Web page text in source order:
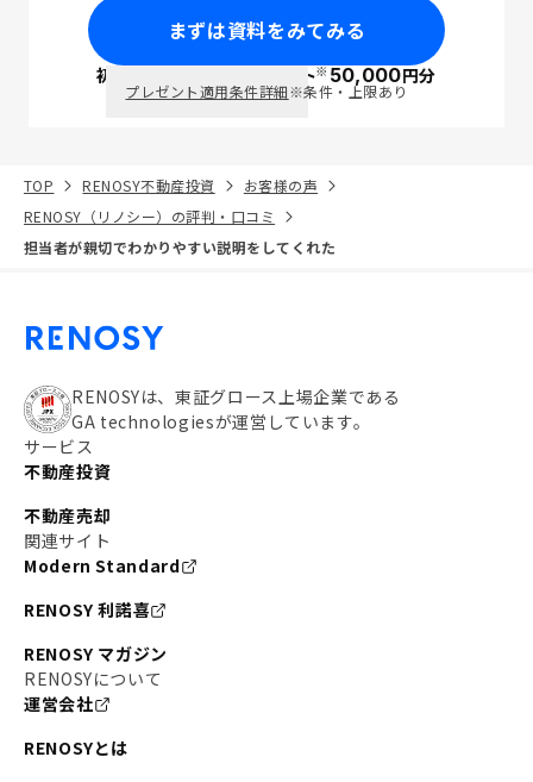
まずは資料をみてみる
初回面談で ポイント※50,000円分
プレゼント適用条件詳細※条件・上限あり
TOP RENOSY不動産投資
お客様の声
RENOSY（リノシー）の評判・口コミ
担当者が親切でわかりやすい説明をしてくれた
RENOSYは、東証グロース上場企業である
GA technologiesが運営しています。
サービス
不動産投資
不動産売却
関連サイト
Modern Standard
RENOSY 利諾喜
RENOSY マガジン
RENOSYについて
運営会社
RENOSYとは